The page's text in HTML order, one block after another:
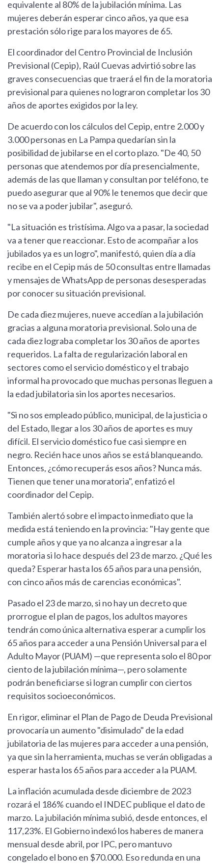
equivalente al 80% de la jubilación mínima. Las
mujeres deberán esperar cinco años, ya que esa
prestación sólo rige para los mayores de 65.
El coordinador del Centro Provincial de Inclusión
Previsional (Cepip), Raúl Cuevas advirtió sobre las
graves consecuencias que traerá el fin de la moratoria
previsional para quienes no lograron completar los 30
años de aportes exigidos por la ley.
De acuerdo con los cálculos del Cepip, entre 2.000 y
3.000 personas en La Pampa quedarían sin la
posibilidad de jubilarse en el corto plazo. "De 40, 50
personas que atendemos por día presencialmente,
además de las que llaman y consultan por teléfono, te
puedo asegurar que al 90% le tenemos que decir que
no se va a poder jubilar", aseguró.
"La situación es tristísima. Algo va a pasar, la sociedad
va a tener que reaccionar. Esto de acompañar a los
jubilados ya es un logro", manifestó, quien día a día
recibe en el Cepip más de 50 consultas entre llamadas
y mensajes de WhatsApp de personas desesperadas
por conocer su situación previsional.
De cada diez mujeres, nueve accedían a la jubilación
gracias a alguna moratoria previsional. Solo una de
cada diez lograba completar los 30 años de aportes
requeridos. La falta de regularización laboral en
sectores como el servicio doméstico y el trabajo
informal ha provocado que muchas personas lleguen a
la edad jubilatoria sin los aportes necesarios.
"Si no sos empleado público, municipal, de la justicia o
del Estado, llegar a los 30 años de aportes es muy
difícil. El servicio doméstico fue casi siempre en
negro. Recién hace unos años se está blanqueando.
Entonces, ¿cómo recuperás esos años? Nunca más.
Tienen que tener una moratoria", enfatizó el
coordinador del Cepip.
También alertó sobre el impacto inmediato que la
medida está teniendo en la provincia: "Hay gente que
cumple años y que ya no alcanza a ingresar a la
moratoria si lo hace después del 23 de marzo. ¿Qué les
queda? Esperar hasta los 65 años para una pensión,
con cinco años más de carencias económicas".
Pasado el 23 de marzo, si no hay un decreto que
prorrogue el plan de pagos, los adultos mayores
tendrán como única alternativa esperar a cumplir los
65 años para acceder a una Pensión Universal para el
Adulto Mayor (PUAM) —que representa solo el 80 por
ciento de la jubilación mínima—, pero solamente
podrán beneficiarse si logran cumplir con ciertos
requisitos socioeconómicos.
En rigor, eliminar el Plan de Pago de Deuda Previsional
provocaría un aumento "disimulado" de la edad
jubilatoria de las mujeres para acceder a una pensión,
ya que sin la herramienta, muchas se verán obligadas a
esperar hasta los 65 años para acceder a la PUAM.
La inflación acumulada desde diciembre de 2023
rozará el 186% cuando el INDEC publique el dato de
marzo. La jubilación mínima subió, desde entonces, el
117,23%. El Gobierno indexó los haberes de manera
mensual desde abril, por IPC, pero mantuvo
congelado el bono en $70.000. Eso redunda en una